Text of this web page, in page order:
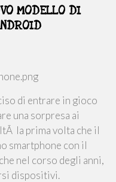
MODELLO DI
di entrare in gioco
una sorpresa ai
la prima volta che il
smartphone con il
nel corso degli anni,
dispositivi.